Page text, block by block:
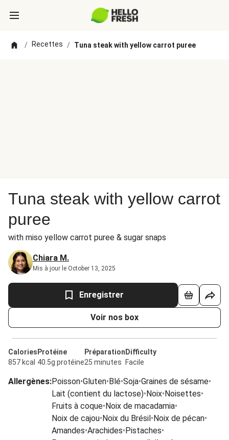
/ Recettes / Tuna steak with yellow carrot puree
Tuna steak with yellow carrot
puree
with miso yellow carrot puree & sugar snaps
Chiara M.
Mis à jour le October 13, 2025
Enregistrer
Voir nos box
Calories
857 kcal
Protéine
40.5g protéine
Préparation
25 minutes
Difficulty
Facile
Allergènes:Poisson•Gluten•Blé•Soja•Graines de sésame•
Lait (contient du lactose)•Noix•Noisettes•
Fruits à coque•Noix de macadamia•
Noix de cajou•Noix du Brésil•Noix de pécan•
Amandes•Arachides•Pistaches•